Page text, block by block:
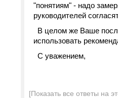
"понятиям" - надо
руководителей
В целом же Ваше
использовать
С уважением,
[Показать все ответы на